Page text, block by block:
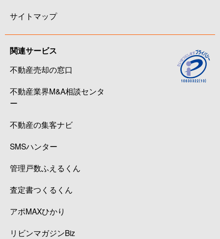
サイトマップ
関連サービス
不動産売却の窓口
不動産業界M&A相談センタ
ー
不動産の集客ナビ
SMSハンター
管理戸数ふえるくん
査定書つくるくん
アポMAXひかり
リビンマガジンBiz